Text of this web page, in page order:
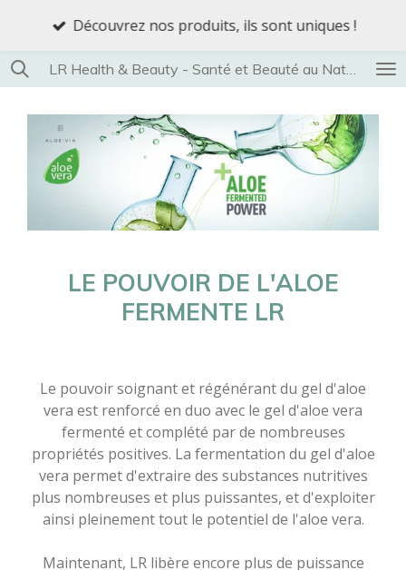
contenu
principal
LR Health & Beauty - Santé et Beauté au Naturel
Découvrez nos produits, ils sont uniques !
LE POUVOIR DE L'ALOE
FERMENTE LR
Le pouvoir soignant et régénérant du gel d'aloe
vera est renforcé en duo avec le gel d'aloe vera
fermenté et complété par de nombreuses
propriétés positives. La fermentation du gel d'aloe
vera permet d'extraire des substances nutritives
plus nombreuses et plus puissantes, et d'exploiter
ainsi pleinement tout le potentiel de l'aloe vera.
Maintenant, LR libère encore plus de puissance